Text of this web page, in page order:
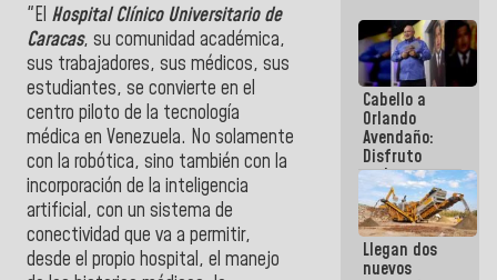
"El Hospital Clínico Universitario de
Caracas, su comunidad académica,
sus trabajadores, sus médicos, sus
estudiantes, se convierte en el
centro piloto de la tecnología
médica en Venezuela. No solamente
con la robótica, sino también con la
incorporación de la inteligencia
artificial, con un sistema de
conectividad que va a permitir,
desde el propio hospital, el manejo
Cabello a
Orlando
Avendaño:
Disfruto
cada vez
que escribes
porque lo
que haces
es
embarrarla
Llegan dos
nuevos